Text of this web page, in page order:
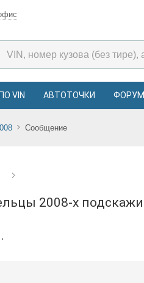
VIN АВТОТОЧКИ ФОРУМ
Сообщение